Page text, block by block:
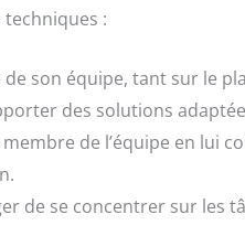
:
son équipe, tant sur le
des solutions
de l’équipe en lui
de se concentrer sur les